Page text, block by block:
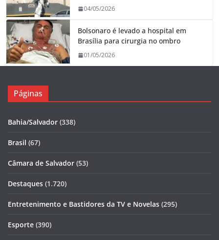
04/05/2026
Bolsonaro é levado a hospital em
Brasília para cirurgia no ombro
01/05/2026
Páginas
Bahia/Salvador (338)
Brasil (67)
Câmara de Salvador (53)
Destaques (1.720)
Entretenimento e Bastidores da TV e Novelas (295)
Esporte (390)